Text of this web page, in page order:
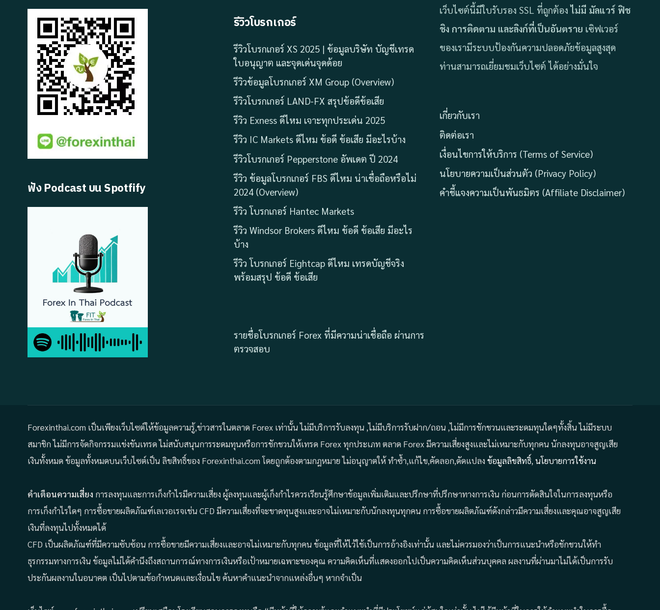
ฟัง Podcast บน Spotfify
รีวิวโบรกเกอร์
รีวิวโบรกเกอร์ XS 2025 | ข้อมูลบริษัท บัญชีเทรด
ใบอนุญาต และจุดเด่นจุดด้อย
รีวิวข้อมูลโบรกเกอร์ XM Group (Overview)
รีวิวโบรกเกอร์ LAND-FX สรุปข้อดีข้อเสีย
รีวิว Exness ดีไหม เจาะทุกประเด่น 2025
รีวิว IC Markets ดีไหม ข้อดี ข้อเสีย มีอะไรบ้าง
รีวิวโบรกเกอร์ Pepperstone อัพเดต ปี 2024
รีวิว ข้อมูลโบรกเกอร์ FBS ดีไหม น่าเชื่อถือหรือไม่
2024 (Overview)
รีวิว โบรกเกอร์ Hantec Markets
รีวิว Windsor Brokers ดีไหม ข้อดี ข้อเสีย มีอะไร
บ้าง
รีวิว โบรกเกอร์ Eightcap ดีไหม เทรดบัญชีจริง
พร้อมสรุป ข้อดี ข้อเสีย
รายชื่อโบรกเกอร์ Forex ที่มีความน่าเชื่อถือ ผ่านการ
ตรวจสอบ
เว็บไซต์นี้มีใบรับรอง SSL ที่ถูกต้องไม่มี มัลแวร์ ฟิช
ชิง การติดตาม และลิงก์ที่เป็นอันตราย เซิฟเวอร์
ของเรามีระบบป้องกันความปลอดภัยข้อมูลสูงสุด
ท่านสามารถเยี่ยมชมเว็บไซต์ ได้อย่างมั่นใจ
เกี่ยวกับเรา
ติดต่อเรา
เงื่อนไขการให้บริการ (Terms of Service)
นโยบายความเป็นส่วนตัว (Privacy Policy)
คำชี้แจงความเป็นพันธมิตร (Affiliate Disclaimer)
Forexinthai.com เป็นเพียงเว็บไซต์ให้ข้อมูลความรู้,ข่าวสารในตลาด Forex เท่านั้น ไม่มีบริการรับลงทุน ,ไม่มีบริการรับฝาก/ถอน ,ไม่มีการชักชวนและระดมทุนใดๆทั้งสิ้น ไม่มีระบบ
สมาชิก ไม่มีการจัดกิจกรรมแข่งขันเทรด ไม่สนับสนุนการระดมทุนหรือการชักชวนให้เทรด Forex ทุกประเภท ตลาด Forex มีความเสี่ยงสูงและไม่เหมาะกับทุกคน นักลงทุนอาจสูญเสีย
เงินทั้งหมด ข้อมูลทั้งหมดบนเว็บไซต์เป็น ลิขสิทธิ์ของ Forexinthai.com โดยถูกต้องตามกฎหมาย ไม่อนุญาตให้ ทำซ้ำ,แก้ไข,คัดลอก,ดัดแปลง ข้อมูลลิขสิทธิ์, นโยบายการใช้งาน
คำเตือนความเสี่ยง การลงทุนและการเก็งกำไรมีความเสี่ยง ผู้ลงทุนและผู้เก็งกำไรควรเรียนรู้ศึกษาข้อมูลเพิ่มเติมและปรึกษาที่ปรึกษาทางการเงิน ก่อนการตัดสินใจในการลงทุนหรือ
การเก็งกำไรใดๆ การซื้อขายผลิตภัณฑ์เลเวอเรจเช่น CFD มีความเสี่ยงที่จะขาดทุนสูงและอาจไม่เหมาะกับนักลงทุนทุกคน การซื้อขายผลิตภัณฑ์ดังกล่าวมีความเสี่ยงและคุณอาจสูญเสีย
เงินที่ลงทุนไปทั้งหมดได้
CFD เป็นผลิตภัณฑ์ที่มีความซับซ้อน การซื้อขายมีความเสี่ยงและอาจไม่เหมาะกับทุกคน ข้อมูลที่ให้ไว้ใช้เป็นการอ้างอิงเท่านั้น และไม่ควรมองว่าเป็นการแนะนำหรือชักชวนให้ทำ
ธุรกรรมทางการเงิน ข้อมูลไม่ได้คำนึงถึงสถานการณ์ทางการเงินหรือเป้าหมายเฉพาะของคุณ ความคิดเห็นที่แสดงออกไปเป็นความคิดเห็นส่วนบุคคล ผลงานที่ผ่านมาไม่ได้เป็นการรับ
ประกันผลงานในอนาคต เป็นไปตามข้อกำหนดและเงื่อนไข ค้นหาคำแนะนำจากแหล่งอื่นๆ หากจำเป็น